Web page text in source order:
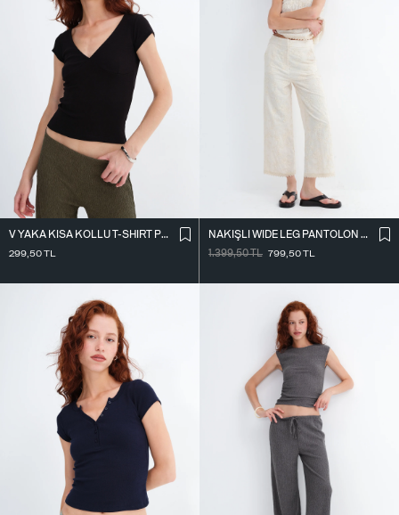
V YAKA KISA KOLLU T-SHIRT P9030
299,50TL
NAKIŞLI WIDE LEG PANTOLON PN01918
1.399,50TL 799,50TL